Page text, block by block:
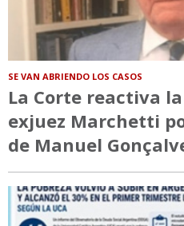
SE VAN ABRIENDO LOS CASOS
La Corte reactiva
exjuez Marchetti
de Manuel